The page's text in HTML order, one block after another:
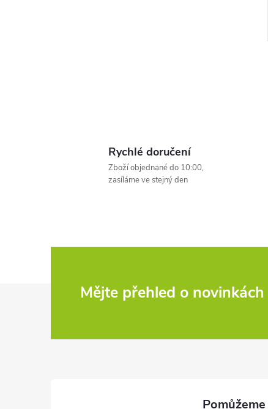
Rychlé doručení
Zboží objednané do 10:00,
zasíláme ve stejný den
Mějte přehled o novinkách